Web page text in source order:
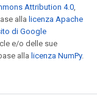
Attribution 4.0,
alla licenza Apache
di Google
e/o delle sue
alla licenza NumPy.